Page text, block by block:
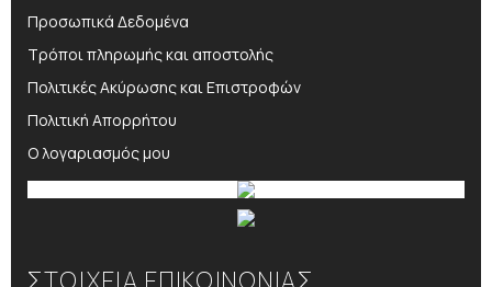
Προσωπικά Δεδομένα
Τρόποι πληρωμής και αποστολής
Πολιτικές Ακύρωσης και Επιστροφών
Πολιτική Απορρήτου
Ο λογαριασμός μου
ΣΤΟΙΧΕΙΑ ΕΠΙΚΟΙΝΩΝΙΑΣ